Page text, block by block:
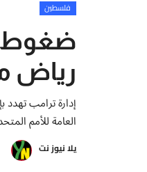
فلسطين
ضغوط
رياض
إدارة ترامب
العامة للأمم
يلا نيوز نت